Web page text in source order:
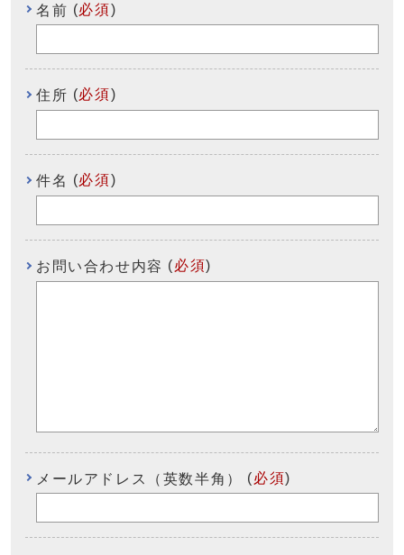
名前 (必須)
住所 (必須)
件名 (必須)
お問い合わせ内容 (必須)
メールアドレス（英数半角） (必須)